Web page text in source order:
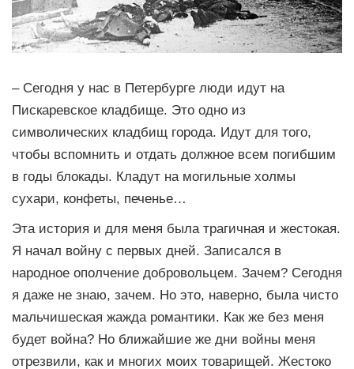
– Сегодня у нас в Петербурге люди идут на
Пискаревское кладбище. Это одно из
символических кладбищ города. Идут для того,
чтобы вспомнить и отдать должное всем погибшим
в годы блокады. Кладут на могильные холмы
сухари, конфеты, печенье…
Эта история и для меня была трагичная и жестокая.
Я начал войну с первых дней. Записался в
народное ополчение добровольцем. Зачем? Сегодня
я даже не знаю, зачем. Но это, наверно, была чисто
мальчишеская жажда романтики. Как же без меня
будет война? Но ближайшие же дни войны меня
отрезвили, как и многих моих товарищей. Жестоко